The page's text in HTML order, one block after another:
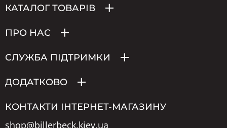
КАТАЛОГ ТОВАРІВ
ПРО НАС
СЛУЖБА ПІДТРИМКИ
ДОДАТКОВО
КОНТАКТИ ІНТЕРНЕТ-МАГАЗИНУ
shop@billerbeck.kiev.ua